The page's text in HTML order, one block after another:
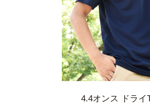
4.4オンス ドライ